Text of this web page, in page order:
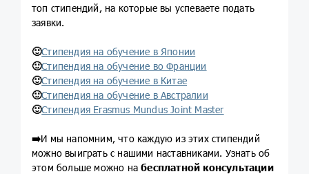
топ стипендий, на которые вы успеваете подать
заявки.
🙂Стипендия на обучение в Японии
🙂Стипендия на обучение во Франции
🙂Стипендия на обучение в Китае
🙂Стипендия на обучение в Австралии
🙂Стипендия Erasmus Mundus Joint Master
➡️И мы напомним, что каждую из этих стипендий
можно выиграть с нашими наставниками. Узнать об
этом больше можно набесплатной консультации